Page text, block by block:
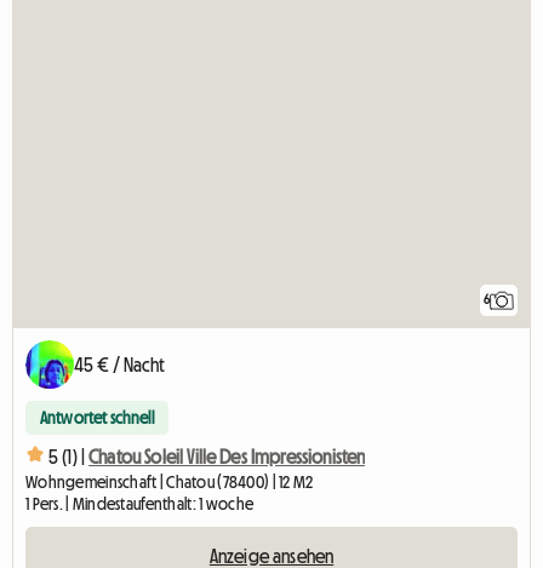
6
45 € / Nacht
Antwortet schnell
5 (1) | Chatou Soleil Ville Des Impressionisten
Wohngemeinschaft | Chatou (78400) | 12 M2
1 Pers. | Mindestaufenthalt: 1 woche
Anzeige ansehen